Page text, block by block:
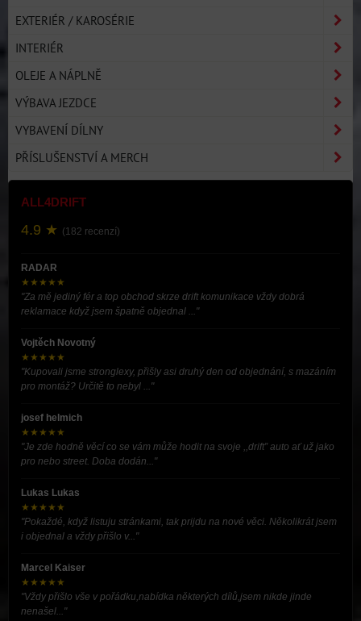
EXTERIÉR / KAROSÉRIE
INTERIÉR
OLEJE A NÁPLNĚ
VÝBAVA JEZDCE
VYBAVENÍ DÍLNY
PŘÍSLUŠENSTVÍ A MERCH
ALL4DRIFT
4.9 ★ (182 recenzí)
RADAR
★★★★★
"Za mě jediný fér a top obchod skrze drift komunikace vždy dobrá
reklamace když jsem špatně objednal ..."
Vojtěch Novotný
★★★★★
"Kupovali jsme stronglexy, přišly asi druhý den od objednání, s mazáním
pro montáž? Určitě to nebyl ..."
josef helmich
★★★★★
"Je zde hodně věcí co se vám může hodit na svoje ,,drift” auto ať už jako
pro nebo street. Doba dodán..."
Lukas Lukas
★★★★★
"Pokaždé, když listuju stránkami, tak prijdu na nové věci. Několikrát jsem
i objednal a vždy přišlo v..."
Marcel Kaiser
★★★★★
"Vždy přišlo vše v pořádku,nabídka některých dílů,jsem nikde jinde
nenašel..."